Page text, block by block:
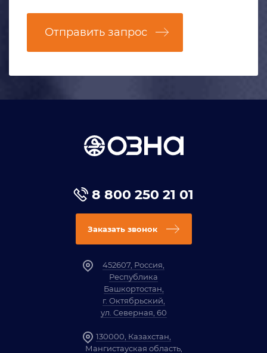
Отправить запрос
8 800 250 21 01
Заказать звонок
452607, Россия,
Республика
Башкортостан,
г. Октябрьский,
ул. Северная, 60
130000, Казахстан,
Мангистауская область,